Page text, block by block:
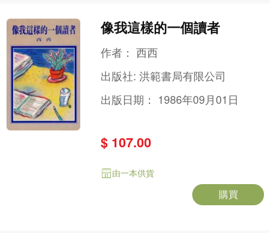
像我這樣的一個讀者
作者：西西
出版社:洪範書局有限公司
出版日期： 1986年09月01日
$ 107.00
由一本供貨
購買